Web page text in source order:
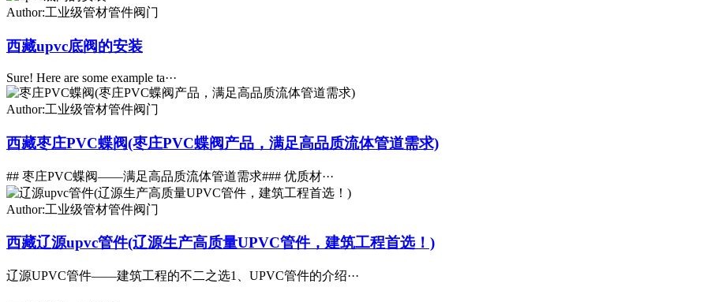
Author:工业级管材管件阀门
西藏upvc底阀的安装
Sure! Here are some example ta···
Author:工业级管材管件阀门
西藏枣庄PVC蝶阀(枣庄PVC蝶阀产品，满足高品质流体管道需求)
## 枣庄PVC蝶阀——满足高品质流体管道需求### 优质材···
Author:工业级管材管件阀门
西藏辽源upvc管件(辽源生产高质量UPVC管件，建筑工程首选！)
辽源UPVC管件——建筑工程的不二之选1、UPVC管件的介绍···